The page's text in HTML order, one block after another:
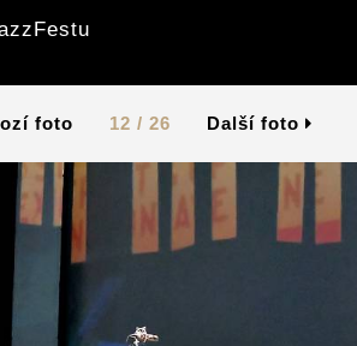
foto 12 / 26 Další foto